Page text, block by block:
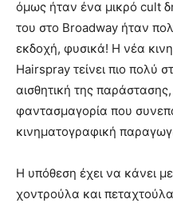
όμως ήταν ένα μικρό cult
του στο Broadway ήταν
εκδοχή, φυσικά! Η νέα
Hairspray τείνει πιο πολύ
αισθητική της
φαντασμαγορία που
κινηματογραφική
Η υπόθεση έχει να κάνει
χοντρούλα και